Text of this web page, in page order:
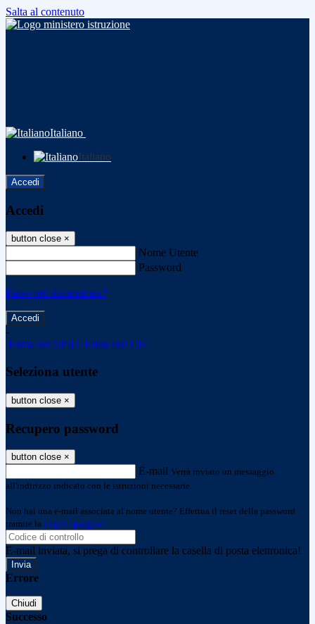
Salta al contenuto
Italiano
Italiano
Accedi
Accedi
button close ×
Nome Utente
Password
Password dimenticata?
-
Entra con SPID Entra con CIE
Seleziona utente
button close ×
Recupero password
button close ×
E-mail Verrà inviato un messaggio
all'indirizzo indicato con le istruzioni necessarie.
Non hai una e-mail associata al nome utente? Effettua il reset della password
tramite la Login Spaggiari
E-mail inviata, si prega di controllare la casella di posta elettronica!
Errore
Chiudi
Successo